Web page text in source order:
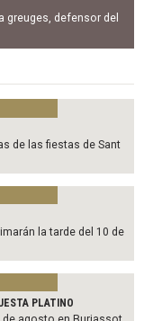
greuges, defensor del
de las fiestas de Sant
la tarde del 10 de
PLATINO